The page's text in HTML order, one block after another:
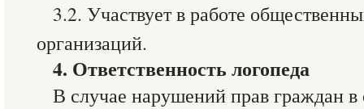
3.2. Участвует в работе
организаций.
4. Ответственность логопеда
В случае нарушений прав граждан в